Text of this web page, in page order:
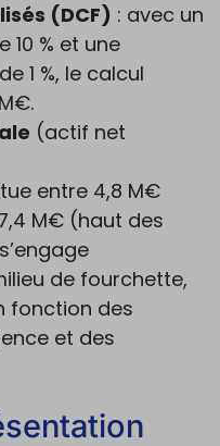
(DCF) : avec un
10 % et une
1 %, le calcul
(actif net
entre 4,8 M€
M€ (haut des
de fourchette,
fonction des
et des